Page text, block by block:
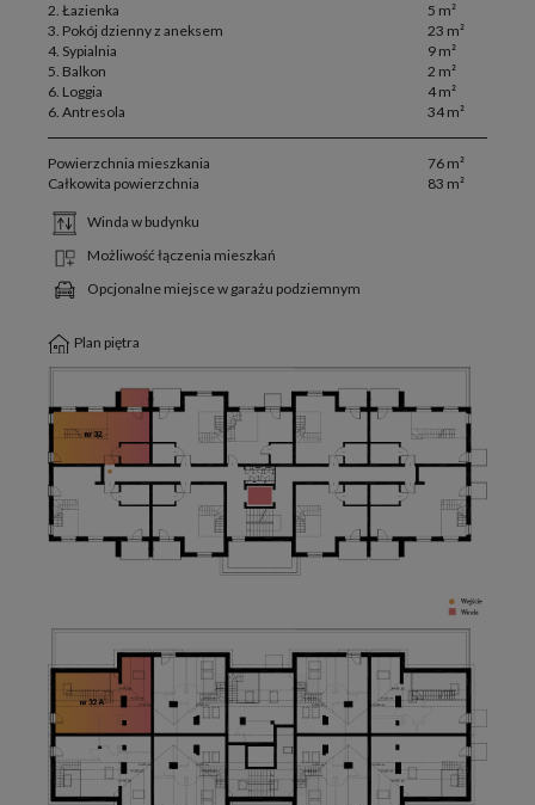
2. Łazienka
5 m²
3. Pokój dzienny z aneksem
23 m²
4. Sypialnia
9 m²
5. Balkon
2 m²
6. Loggia
4 m²
6. Antresola
34 m²
Powierzchnia mieszkania
76 m²
Całkowita powierzchnia
83 m²
Winda w budynku
Możliwość łączenia mieszkań
Opcjonalne miejsce w garażu podziemnym
Plan piętra